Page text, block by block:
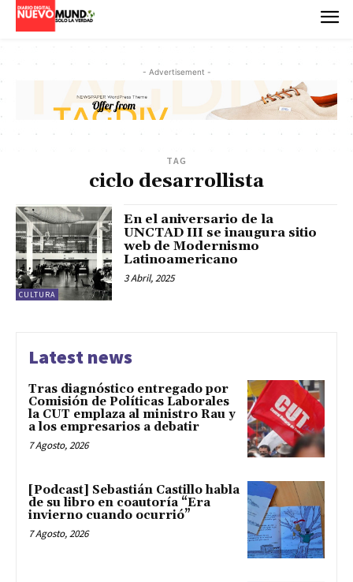
- Advertisement -
TAG
ciclo desarrollista
CULTURA
En el aniversario de la
UNCTAD III se inaugura sitio
web de Modernismo
Latinoamericano
3 Abril, 2025
Latest news
Tras diagnóstico entregado por
Comisión de Políticas Laborales
la CUT emplaza al ministro Rau y
a los empresarios a debatir
7 Agosto, 2026
[Podcast] Sebastián Castillo habla
de su libro en coautoría “Era
invierno cuando ocurrió”
7 Agosto, 2026